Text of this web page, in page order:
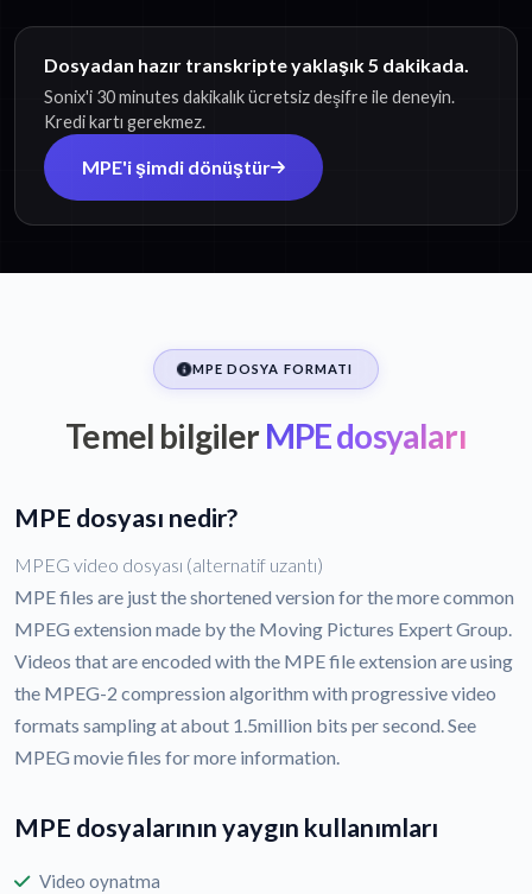
Dosyadan hazır transkripte yaklaşık 5 dakikada.
Sonix'i 30 minutes dakikalık ücretsiz deşifre ile deneyin.
Kredi kartı gerekmez.
MPE'i şimdi dönüştür
MPE DOSYA FORMATI
Temel bilgilerMPE dosyaları
MPE dosyası nedir?
MPEG video dosyası (alternatif uzantı)
MPE files are just the shortened version for the more common
MPEG extension made by the Moving Pictures Expert Group.
Videos that are encoded with the MPE file extension are using
the MPEG-2 compression algorithm with progressive video
formats sampling at about 1.5million bits per second. See
MPEG movie files for more information.
MPE dosyalarının yaygın kullanımları
Video oynatma